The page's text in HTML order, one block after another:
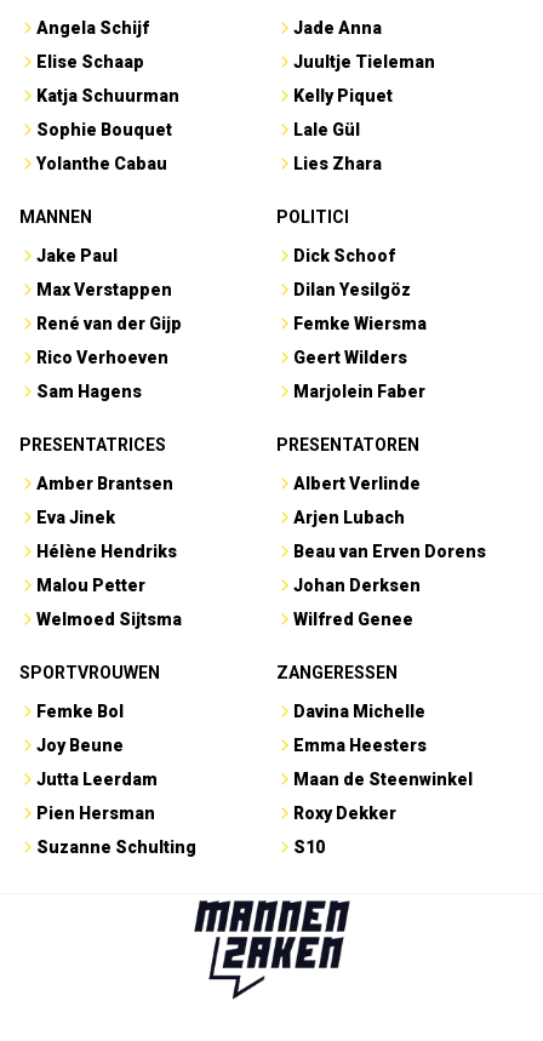
Angela Schijf
Elise Schaap
Katja Schuurman
Sophie Bouquet
Yolanthe Cabau
Jade Anna
Juultje Tieleman
Kelly Piquet
Lale Gül
Lies Zhara
MANNEN
Jake Paul
Max Verstappen
René van der Gijp
Rico Verhoeven
Sam Hagens
POLITICI
Dick Schoof
Dilan Yesilgöz
Femke Wiersma
Geert Wilders
Marjolein Faber
PRESENTATRICES
Amber Brantsen
Eva Jinek
Hélène Hendriks
Malou Petter
Welmoed Sijtsma
PRESENTATOREN
Albert Verlinde
Arjen Lubach
Beau van Erven Dorens
Johan Derksen
Wilfred Genee
SPORTVROUWEN
Femke Bol
Joy Beune
Jutta Leerdam
Pien Hersman
Suzanne Schulting
ZANGERESSEN
Davina Michelle
Emma Heesters
Maan de Steenwinkel
Roxy Dekker
S10